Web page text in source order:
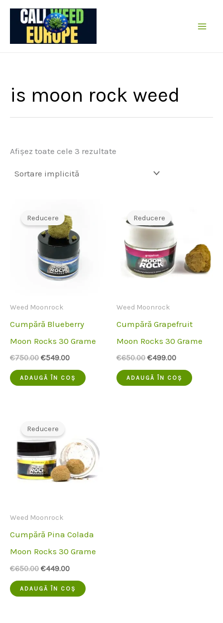
Sare
conținut
is moon rock weed
Afișez toate cele 3 rezultate
Reducere
Weed Moonrock
Cumpără Blueberry
Moon Rocks 30 Grame
€750.00 Prețul
a
fost:
€549.00Prețul
este:
€549.00.
ADAUGĂ ÎN COȘ
Reducere
Weed Moonrock
Cumpără Grapefruit
Moon Rocks 30 Grame
€650.00 Prețul
a
fost:
€499.00Prețul
este:
€499.00.
ADAUGĂ ÎN COȘ
Reducere
Weed Moonrock
Cumpără Pina Colada
Moon Rocks 30 Grame
€650.00 Prețul
a
fost:
€449.00Prețul
este:
€449.00.
ADAUGĂ ÎN COȘ